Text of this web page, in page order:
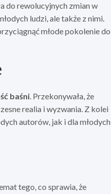
do rewolucyjnych zmian w
ludzi, ale także z nimi.
młode pokolenie do
baśni. Przekonywała, że
realia i wyzwania. Z kolei
autorów, jak i dla młodych
tego, co sprawia, że